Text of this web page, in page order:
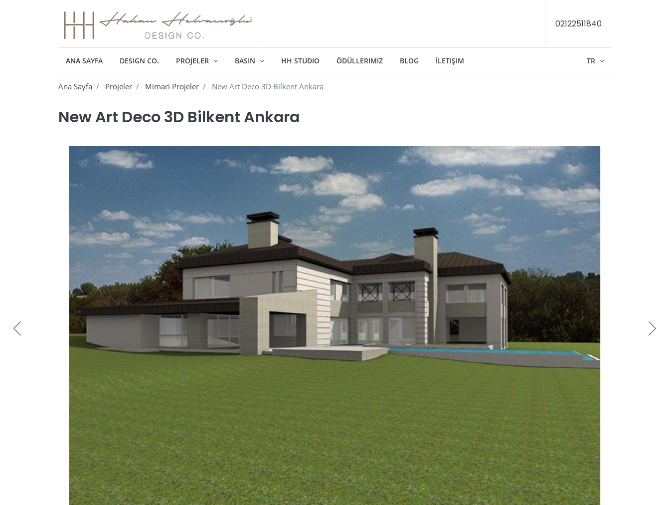
02122511840
ANA SAYFA DESIGN CO. PROJELER BASIN HH STUDIO ÖDÜLLERIMIZ BLOG İLETIŞIM TR
Ana Sayfa Projeler Mimari Projeler New Art Deco 3D Bilkent Ankara
New Art Deco 3D Bilkent Ankara